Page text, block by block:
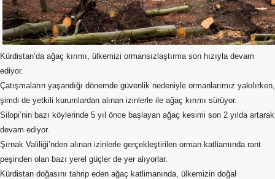
Yardımcıları
Merkez
Yönetim
Kurulu
Kolları
Parti
Meclisi
İl
Örgütleri
Kürdistan’da ağaç kırımı, ülkemizi ormansızlaştırma son hızıyla devam
ediyor.
Çatışmaların yaşandığı dönemde güvenlik nedeniyle ormanlarımız yakılırken,
şimdi de yetkili kurumlardan alınan izinlerle ile ağaç kırımı sürüyor.
Silopi’nin bazı köylerinde 5 yıl önce başlayan ağaç kesimi son 2 yılda artarak
devam ediyor.
Şırnak Valiliği’nden alınan izinlerle gerçekleştirilen orman katliamında rant
peşinden olan bazı yerel güçler de yer alıyorlar.
Kürdistan doğasını tahrip eden ağaç katlimanında, ülkemizin doğal